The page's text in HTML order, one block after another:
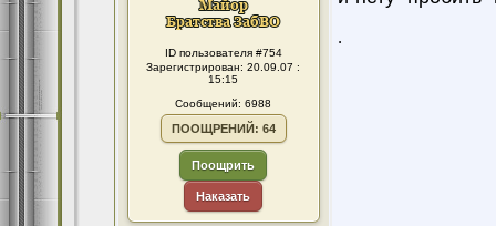
ID пользователя #754
Зарегистрирован: 20.09.07 :
15:15
Сообщений: 6988
ПООЩРЕНИЙ: 64
Поощрить
Наказать
.